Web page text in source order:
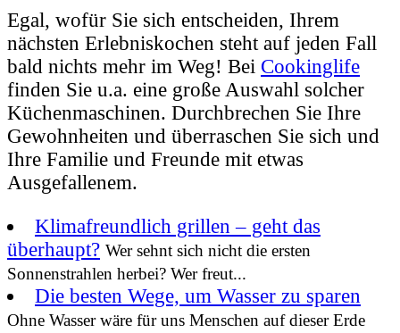
Egal, wofür Sie sich entscheiden, Ihrem
nächsten Erlebniskochen steht auf jeden Fall
bald nichts mehr im Weg! Bei Cookinglife
finden Sie u.a. eine große Auswahl solcher
Küchenmaschinen. Durchbrechen Sie Ihre
Gewohnheiten und überraschen Sie sich und
Ihre Familie und Freunde mit etwas
Ausgefallenem.
Klimafreundlich grillen – geht das
überhaupt? Wer sehnt sich nicht die ersten
Sonnenstrahlen herbei? Wer freut...
Die besten Wege, um Wasser zu sparen
Ohne Wasser wäre für uns Menschen auf dieser Erde